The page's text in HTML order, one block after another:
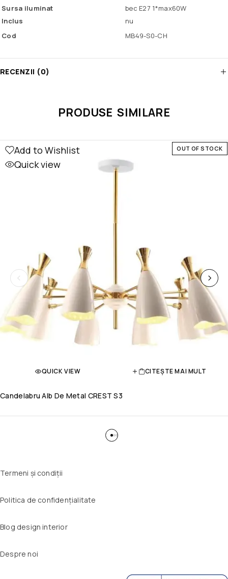
Sursa iluminat
bec E27 1*max60W
Inclus
nu
Cod
MB49-S0-CH
RECENZII (0)
PRODUSE SIMILARE
OUT OF STOCK
Add to Wishlist
Quick view
QUICK VIEW CITEȘTE MAI MULT
Candelabru Alb De Metal CREST S3
Termeni și condiții
Politica de confidențialitate
Blog design interior
Despre noi